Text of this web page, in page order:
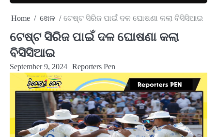
Home ଖେଳ ଟେଷ୍ଟ ସିରିଜ ପାଇଁ ଦଳ ଘୋଷଣା କଲା ବିସିସିଆଇ
ଟେଷ୍ଟ ସିରିଜ ପାଇଁ ଦଳ ଘୋଷଣା କଲା
ବିସିସିଆଇ
September 9, 2024 Reporters Pen